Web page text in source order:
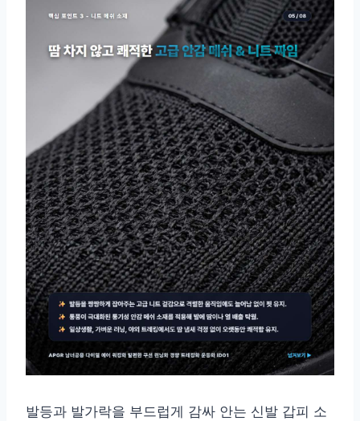
발등과 발가락을 부드럽게 감싸 안는 신발 갑피 소